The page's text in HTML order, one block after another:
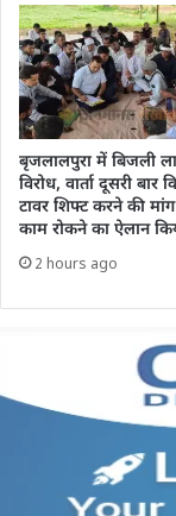
बृजलालपुरा में बिजली
विरोध, वार्ता दूसरी बार
टावर शिफ्ट करने की
काम रोकने का ऐलान
2 hours ago